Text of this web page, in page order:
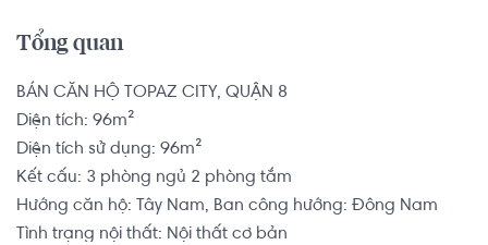
Tổng quan
BÁN CĂN HỘ TOPAZ CITY, QUẬN 8
Diện tích: 96m²
Diện tích sử dụng: 96m²
Kết cấu: 3 phòng ngủ 2 phòng tắm
Hướng căn hộ: Tây Nam, Ban công hướng: Đông Nam
Tình trạng nội thất: Nội thất cơ bản